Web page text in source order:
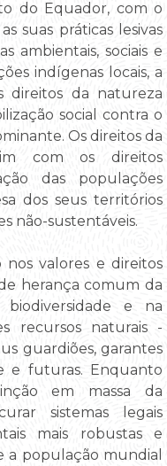
do Equador, com o
suas práticas lesivas
ambientais, sociais e
indígenas locais, a
direitos da natureza
social contra o
Os direitos da
com os direitos
das populações
dos seus territórios
não-sustentáveis.
valores e direitos
herança comum da
e na
recursos naturais -
guardiões, garantes
e futuras. Enquanto
em massa da
sistemas legais
mais robustas e
a população mundial